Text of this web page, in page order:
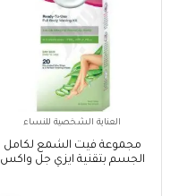
العناية الشخصية للنساء
مجموعة فيت الشمع لكامل
الجسم بتقنية ايزي جل واكس